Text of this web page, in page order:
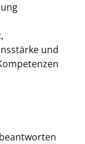
und